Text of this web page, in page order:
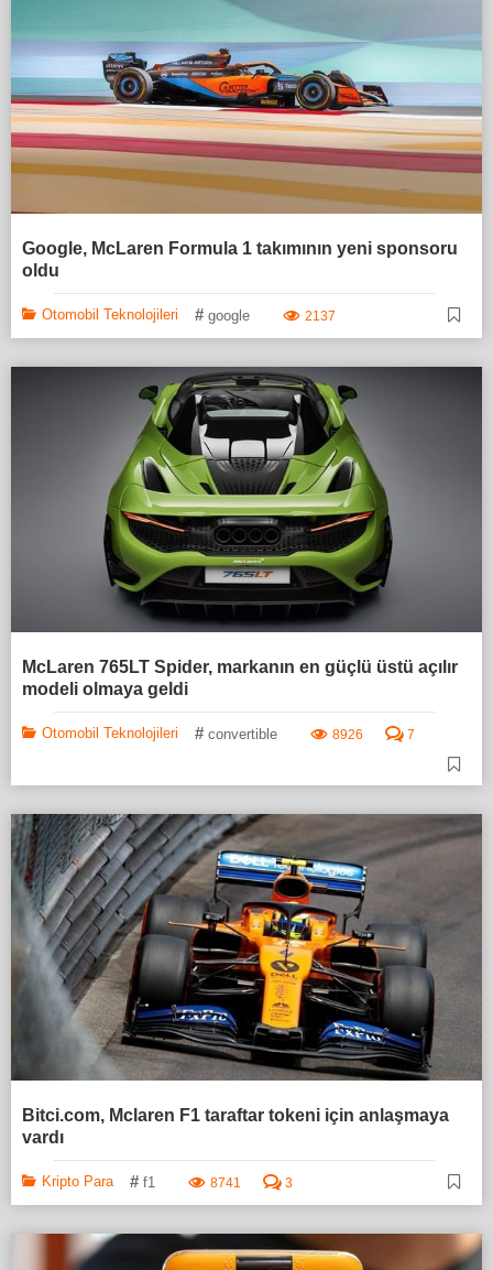
Google, McLaren Formula 1 takımının yeni sponsoru
oldu
Otomobil Teknolojileri # google 2137
McLaren 765LT Spider, markanın en güçlü üstü açılır
modeli olmaya geldi
Otomobil Teknolojileri # convertible 8926 7
Bitci.com, Mclaren F1 taraftar tokeni için anlaşmaya
vardı
Kripto Para # f1 8741 3